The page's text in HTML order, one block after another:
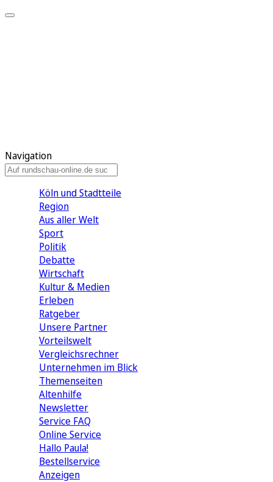
Navigation
Köln und Stadtteile
Region
Aus aller Welt
Sport
Politik
Debatte
Wirtschaft
Kultur & Medien
Erleben
Ratgeber
Unsere Partner
Vorteilswelt
Vergleichsrechner
Unternehmen im Blick
Themenseiten
Altenhilfe
Newsletter
Service FAQ
Online Service
Hallo Paula!
Bestellservice
Anzeigen